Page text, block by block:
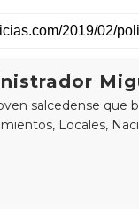
salcedense que
Locales,